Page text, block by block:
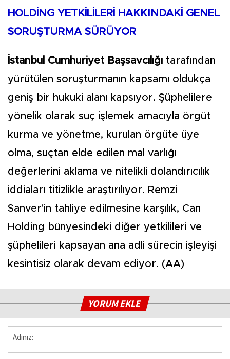
HOLDİNG YETKİLİLERİ HAKKINDAKİ GENEL
SORUŞTURMA SÜRÜYOR
İstanbul Cumhuriyet Başsavcılığı tarafından
yürütülen soruşturmanın kapsamı oldukça
geniş bir hukuki alanı kapsıyor. Şüphelilere
yönelik olarak suç işlemek amacıyla örgüt
kurma ve yönetme, kurulan örgüte üye
olma, suçtan elde edilen mal varlığı
değerlerini aklama ve nitelikli dolandırıcılık
iddiaları titizlikle araştırılıyor. Remzi
Sanver'in tahliye edilmesine karşılık, Can
Holding bünyesindeki diğer yetkilileri ve
şüphelileri kapsayan ana adli sürecin işleyişi
kesintisiz olarak devam ediyor. (AA)
YORUM EKLE